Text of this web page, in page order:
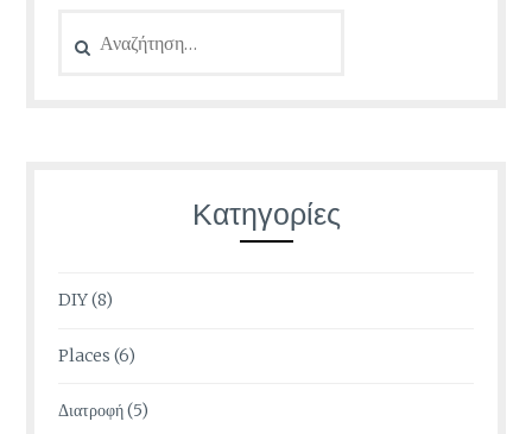
για:
Κατηγορίες
DIY(8)
Places (6)
Διατροφή(5)